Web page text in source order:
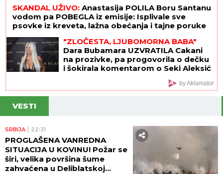
SKANDAL UŽIVO: Anastasija POLILA Boru Santanu
vodom pa POBEGLA iz emisije: Isplivale sve
psovke iz kreveta, lažna obećanja i tajne poruke
"ZLOČESTA, LJUBOMORNA BABA"
Dara Bubamara UZVRATILA Cakani
na prozivke, pa progovorila o dečku
i šokirala komentarom o Seki Aleksić
by Aklamator
VESTI
SRBIJA 22:31
PROGLAŠENA VANREDNA
SITUACIJA U KOVINU! Požar se
širi, velika površina šume
zahvaćena u Deliblatskoj